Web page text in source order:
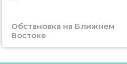
Обстановка на Ближнем
Востоке